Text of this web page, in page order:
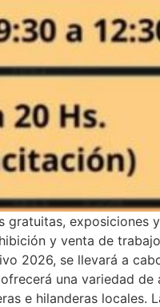
exposiciones
y venta de
2026, se llevará a
una variedad
e hilanderas locales.